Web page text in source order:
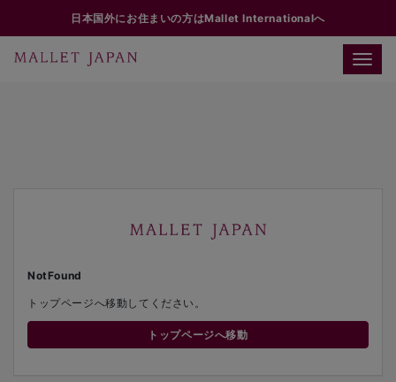
日本国外にお住まいの方はMallet Internationalへ
Toggle
NotFound
トップページへ移動してください。
トップページへ移動